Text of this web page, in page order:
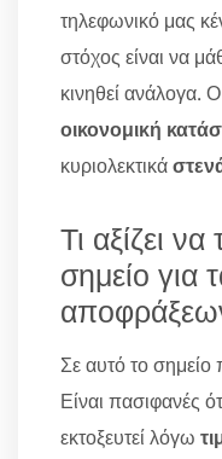
τηλεφωνικό μας
στόχος είναι να
κινηθεί ανάλογα.
οικονομική
κυριολεκτικά
Τι αξίζει
σημείο για
Σε αυτό το σημείο
Είναι πασιφανές
εκτοξευτεί λόγω